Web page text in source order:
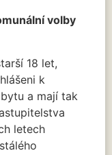
volby
18 let,
k
a mají tak
letech